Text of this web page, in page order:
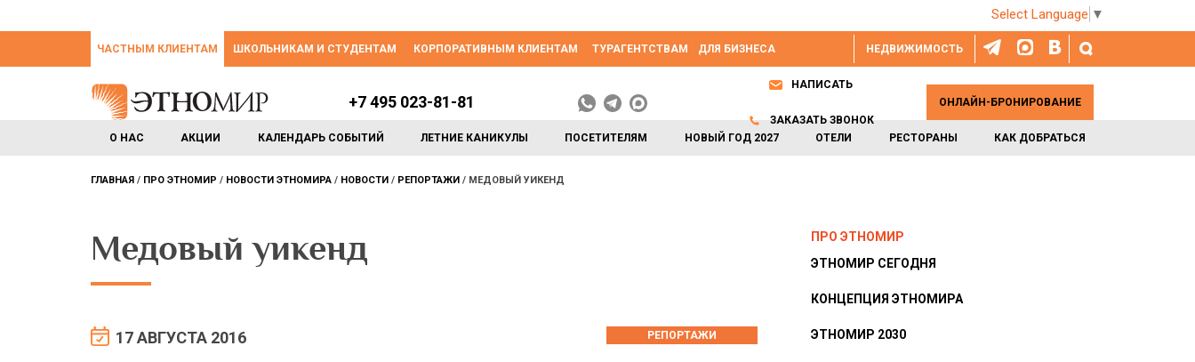
Select Language ▼
НЕДВИЖИМОСТЬ
ЧАСТНЫМ КЛИЕНТАМ ШКОЛЬНИКАМ И СТУДЕНТАМ КОРПОРАТИВНЫМ КЛИЕНТАМ ТУРАГЕНТСТВАМ ДЛЯ БИЗНЕСА
О НАС АКЦИИ КАЛЕНДАРЬ СОБЫТИЙ ЛЕТНИЕ КАНИКУЛЫ ПОСЕТИТЕЛЯМ НОВЫЙ ГОД 2027 ОТЕЛИ РЕСТОРАНЫ КАК ДОБРАТЬСЯ
+7 495 023-81-81
НАПИСАТЬ
ЗАКАЗАТЬ ЗВОНОК
ОНЛАЙН-БРОНИРОВАНИЕ
ГЛАВНАЯ ПРО ЭТНОМИР НОВОСТИ ЭТНОМИРА НОВОСТИ РЕПОРТАЖИ МЕДОВЫЙ УИКЕНД
Медовый уикенд
17 АВГУСТА 2016 РЕПОРТАЖИ
ПРО ЭТНОМИР
ЭТНОМИР СЕГОДНЯ
КОНЦЕПЦИЯ ЭТНОМИРА
ЭТНОМИР 2030